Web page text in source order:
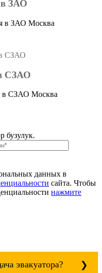
в ЗАО
в ЗАО Москва
СЗАО
в СЗАО Москва
бузулук.
данных в
сайта. Чтобы
нажмите
эвакуатора?